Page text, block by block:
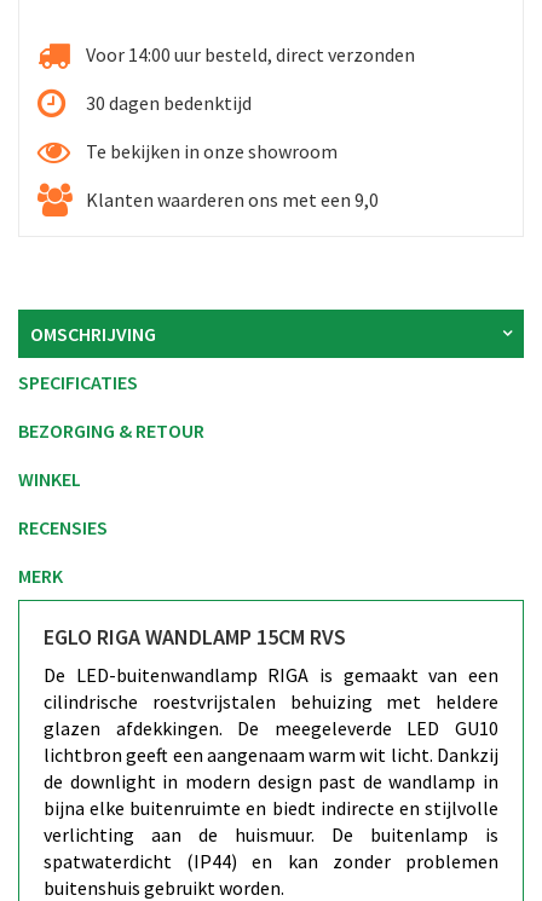
Voor 14:00 uur besteld, direct verzonden
30 dagen bedenktijd
Te bekijken in onze showroom
Klanten waarderen ons met een 9,0
OMSCHRIJVING
SPECIFICATIES
BEZORGING & RETOUR
WINKEL
RECENSIES
MERK
EGLO RIGA WANDLAMP 15CM RVS
De LED-buitenwandlamp RIGA is gemaakt van een
cilindrische roestvrijstalen behuizing met heldere
glazen afdekkingen. De meegeleverde LED GU10
lichtbron geeft een aangenaam warm wit licht. Dankzij
de downlight in modern design past de wandlamp in
bijna elke buitenruimte en biedt indirecte en stijlvolle
verlichting aan de huismuur. De buitenlamp is
spatwaterdicht (IP44) en kan zonder problemen
buitenshuis gebruikt worden.